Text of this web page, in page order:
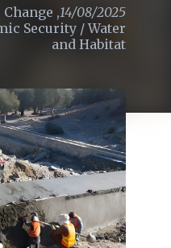
14/08/2025
,
Security /Water
and Habitat